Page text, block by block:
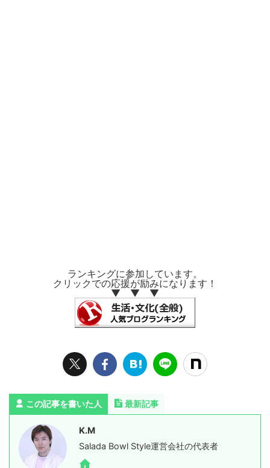
ランキングに参加しています。
クリックでの応援が励みになります！
▼ ▼ ▼
この記事を書いた人 最新記事
K.M
Salada Bowl Style運営会社の代表者